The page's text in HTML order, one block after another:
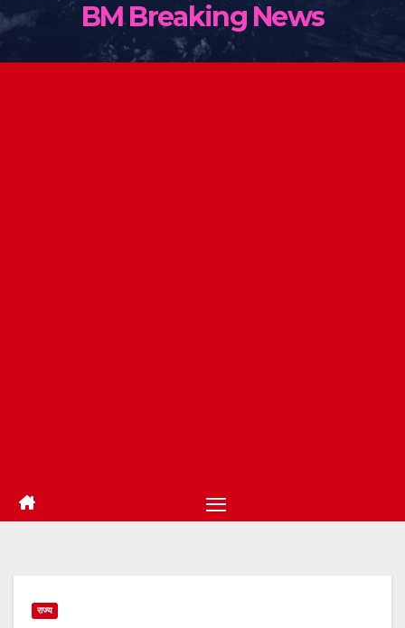
BM Breaking News
राज्य